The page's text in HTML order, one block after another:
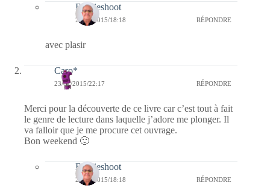
Bernieshoot
25/01/2015/18:18 RÉPONDRE
avec plasir
Caro*
23/01/2015/22:17 RÉPONDRE
Merci pour la découverte de ce livre car c’est tout à fait
le genre de lecture dans laquelle j’adore me plonger. Il
va falloir que je me procure cet ouvrage.
Bon weekend 🙂
Bernieshoot
25/01/2015/18:18 RÉPONDRE